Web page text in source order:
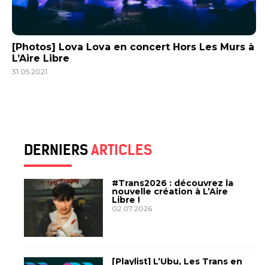
[Photos] Lova Lova en concert Hors Les Murs à
L’Aire Libre
31.05.2021
DERNIERSARTICLES
#Trans2026 : découvrez la
nouvelle création à L’Aire
Libre !
02.07.2026
[Playlist] L’Ubu, Les Trans en